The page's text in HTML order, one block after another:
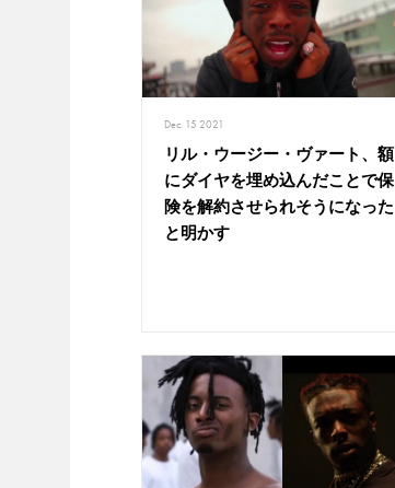
Dec. 15 2021
リル・ウージー・ヴァート、額
にダイヤを埋め込んだことで保
険を解約させられそうになった
と明かす